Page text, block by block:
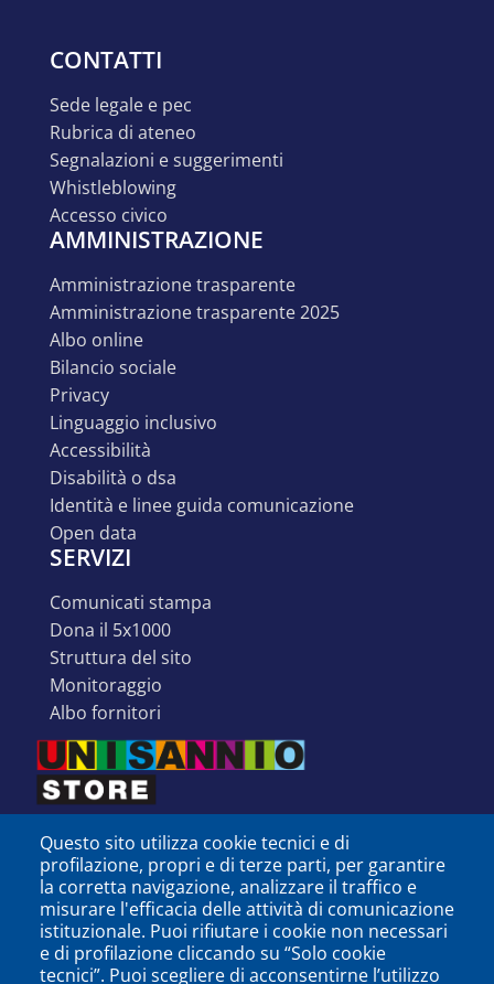
CONTATTI
sede legale e pec
rubrica di ateneo
segnalazioni e suggerimenti
whistleblowing
accesso civico
AMMINISTRAZIONE
amministrazione trasparente
amministrazione trasparente 2025
albo online
bilancio sociale
privacy
linguaggio inclusivo
accessibilità
disabilità o dsa
identità e linee guida comunicazione
open data
SERVIZI
comunicati stampa
dona il 5x1000
struttura del sito
monitoraggio
albo fornitori
Questo sito utilizza cookie tecnici e di
profilazione, propri e di terze parti, per garantire
la corretta navigazione, analizzare il traffico e
misurare l'efficacia delle attività di comunicazione
istituzionale. Puoi rifiutare i cookie non necessari
e di profilazione cliccando su “Solo cookie
tecnici”. Puoi scegliere di acconsentirne l’utilizzo